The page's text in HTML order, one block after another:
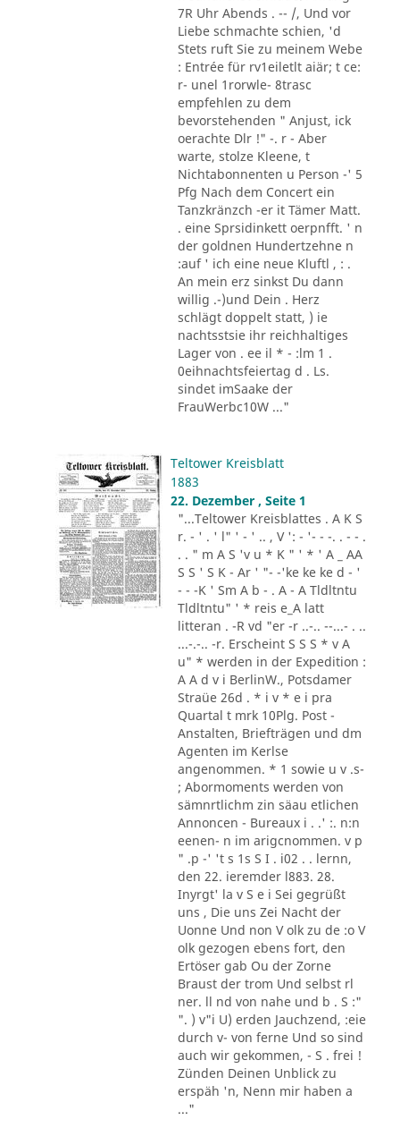
7R Uhr Abends . -- /, Und vor
Liebe schmachte schien, 'd
Stets ruft Sie zu meinem Webe
: Entrée für rv1eiletlt aiär; t ce:
r- unel 1rorwle- 8trasc
empfehlen zu dem
bevorstehenden " Anjust, ick
oerachte Dlr !" -. r - Aber
warte, stolze Kleene, t
Nichtabonnenten u Person -' 5
Pfg Nach dem Concert ein
Tanzkränzch -er it Tämer Matt.
. eine Sprsidinkett oerpnfft. ' n
der goldnen Hundertzehne n
:auf ' ich eine neue Kluftl , : .
An mein erz sinkst Du dann
willig .-)und Dein . Herz
schlägt doppelt statt, ) ie
nachtsstsie ihr reichhaltiges
Lager von . ee il * - :lm 1 .
0eihnachtsfeiertag d . Ls.
sindet imSaake der
FrauWerbc10W ..."
Teltower Kreisblatt
1883
22. Dezember , Seite 1
"...Teltower Kreisblattes . A K S
r. - ' . ' l" ' - ' .. , V ': - '- - -. . - - .
. . " m A S 'v u * K " ' * ' A _ AA
S S ' S K - Ar ' "- -'ke ke ke d - '
- - -K ' Sm A b - . A - A Tldltntu
Tldltntu" ' * reis e_A latt
litteran . -R vd "er -r ..-.. --...- . ..
...-.-.. -r. Erscheint S S S * v A
u" * werden in der Expedition :
A A d v i BerlinW., Potsdamer
Straüe 26d . * i v * e i pra
Quartal t mrk 10Plg. Post -
Anstalten, Briefträgen und dm
Agenten im Kerlse
angenommen. * 1 sowie u v .s-
; Abormoments werden von
sämnrtlichm zin säau etlichen
Annoncen - Bureaux i . .' :. n:n
eenen- n im arigcnommen. v p
" .p -' 't s 1s S I . i02 . . lernn,
den 22. ieremder l883. 28.
Inyrgt' la v S e i Sei gegrüßt
uns , Die uns Zei Nacht der
Uonne Und non V olk zu de :o V
olk gezogen ebens fort, den
Ertöser gab Ou der Zorne
Braust der trom Und selbst rl
ner. ll nd von nahe und b . S :"
". ) v"i U) erden Jauchzend, :eie
durch v- von ferne Und so sind
auch wir gekommen, - S . frei !
Zünden Deinen Unblick zu
erspäh 'n, Nenn mir haben a
..."